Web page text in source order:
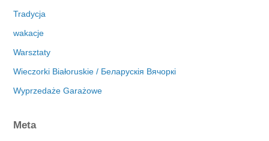
Tradycja
wakacje
Warsztaty
Wieczorki Białoruskie / Беларускія Вячоркі
Wyprzedaże Garażowe
Meta